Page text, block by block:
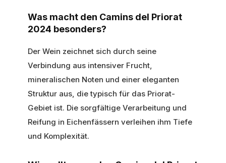
Was macht den Camins del Priorat
2024 besonders?
Der Wein zeichnet sich durch seine
Verbindung aus intensiver Frucht,
mineralischen Noten und einer eleganten
Struktur aus, die typisch für das Priorat-
Gebiet ist. Die sorgfältige Verarbeitung und
Reifung in Eichenfässern verleihen ihm Tiefe
und Komplexität.